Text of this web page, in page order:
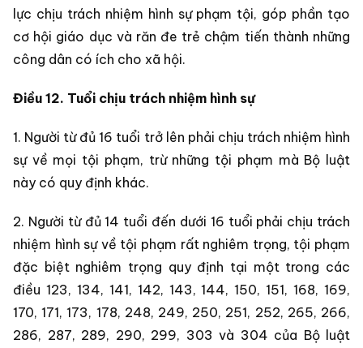
lực chịu trách nhiệm hình sự phạm tội, góp phần tạo
cơ hội giáo dục và răn đe trẻ chậm tiến thành những
công dân có ích cho xã hội.
Điều 12. Tuổi chịu trách nhiệm hình sự
1. Người từ đủ 16 tuổi trở lên phải chịu trách nhiệm hình
sự về mọi tội phạm, trừ những tội phạm mà Bộ luật
này có quy định khác.
2. Người từ đủ 14 tuổi đến dưới 16 tuổi phải chịu trách
nhiệm hình sự về tội phạm rất nghiêm trọng, tội phạm
đặc biệt nghiêm trọng quy định tại một trong các
điều 123, 134, 141, 142, 143, 144, 150, 151, 168, 169,
170, 171, 173, 178, 248, 249, 250, 251, 252, 265, 266,
286, 287, 289, 290, 299, 303 và 304 của Bộ luật